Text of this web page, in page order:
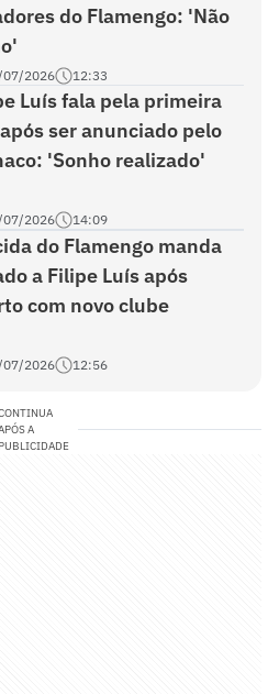
do Flamengo: 'Não
07/2026 12:33
Luís fala pela primeira
ser anunciado pelo
'Sonho realizado'
2026 14:09
do Flamengo manda
a Filipe Luís após
com novo clube
2026 12:56
A
PUBLICIDADE